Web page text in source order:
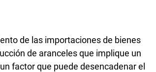
de las importaciones de bienes
de aranceles que implique un
factor que puede desencadenar el